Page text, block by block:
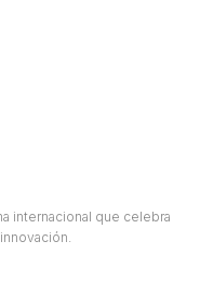
internacional que celebra